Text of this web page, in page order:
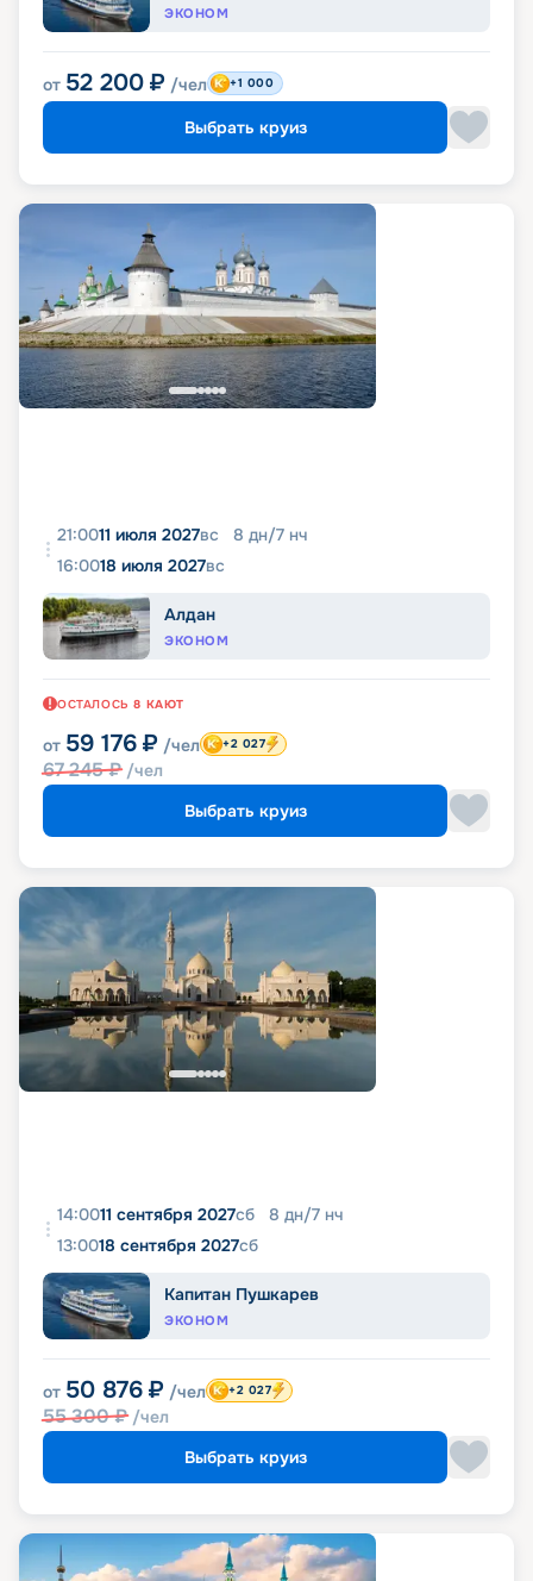
ЭКОНОМ
от 52 200 ₽ /чел +1 000
Выбрать круиз
21:0011 июля 2027вс 8 дн/7 нч
16:0018 июля 2027вс
Алдан
ЭКОНОМ
ОСТАЛОСЬ 8 КАЮТ
от 59 176 ₽ /чел
67 245₽ /чел
+2 027
Выбрать круиз
14:0011 сентября 2027сб 8 дн/7 нч
13:0018 сентября 2027сб
Капитан Пушкарев
ЭКОНОМ
от 50 876 ₽ /чел
55 300₽ /чел
+2 027
Выбрать круиз